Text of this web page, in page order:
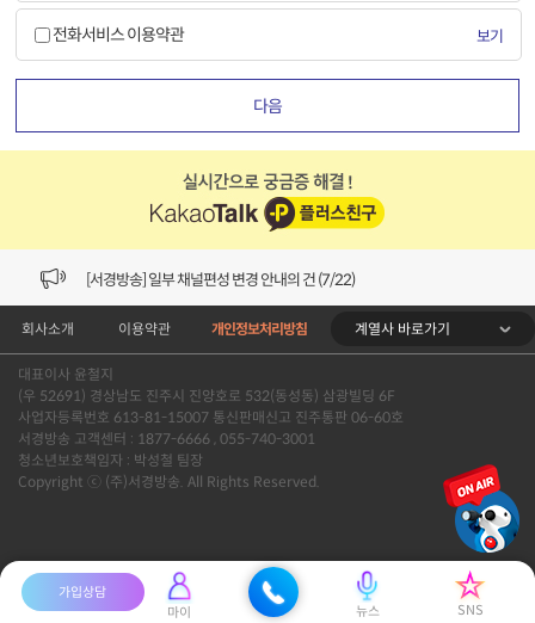
전화서비스 이용약관 보기
다음
[VOD공지] 청춘초이스 이용금액 변경 안내
[서경방송] 일부 채널편성 변경 안내의 건 (7/22)
[서경방송] 디지털알뜰형 결합 할인요금 조정 안내 (수정)
[공지] 개인정보처리방침 (Ver2.15) 개정의 건 (7/1)
[서경방송] 일부 채널편성 변경 안내의 건 (7/1)
[VOD공지] 청춘초이스 이용금액 변경 안내
회사소개 이용약관 개인정보처리방침 계열사 바로가기
대표이사 윤철지
(우 52691) 경상남도 진주시 진양호로 532(동성동) 삼광빌딩 6F
사업자등록번호 613-81-15007 통신판매신고 진주통판 06-60호
서경방송 고객센터 : 1877-6666 , 055-740-3001
청소년보호책임자 : 박성철 팀장
Copyright ⓒ (주)서경방송. All Rights Reserved.
가입상담
마이
뉴스 SNS